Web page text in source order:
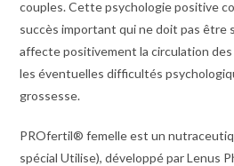
couples. Cette psychologie positive
succès important qui ne doit pas être
affecte positivement la circulation
les éventuelles difficultés
grossesse.
PROfertil® femelle est un
spécial Utilise), développé par Lenus